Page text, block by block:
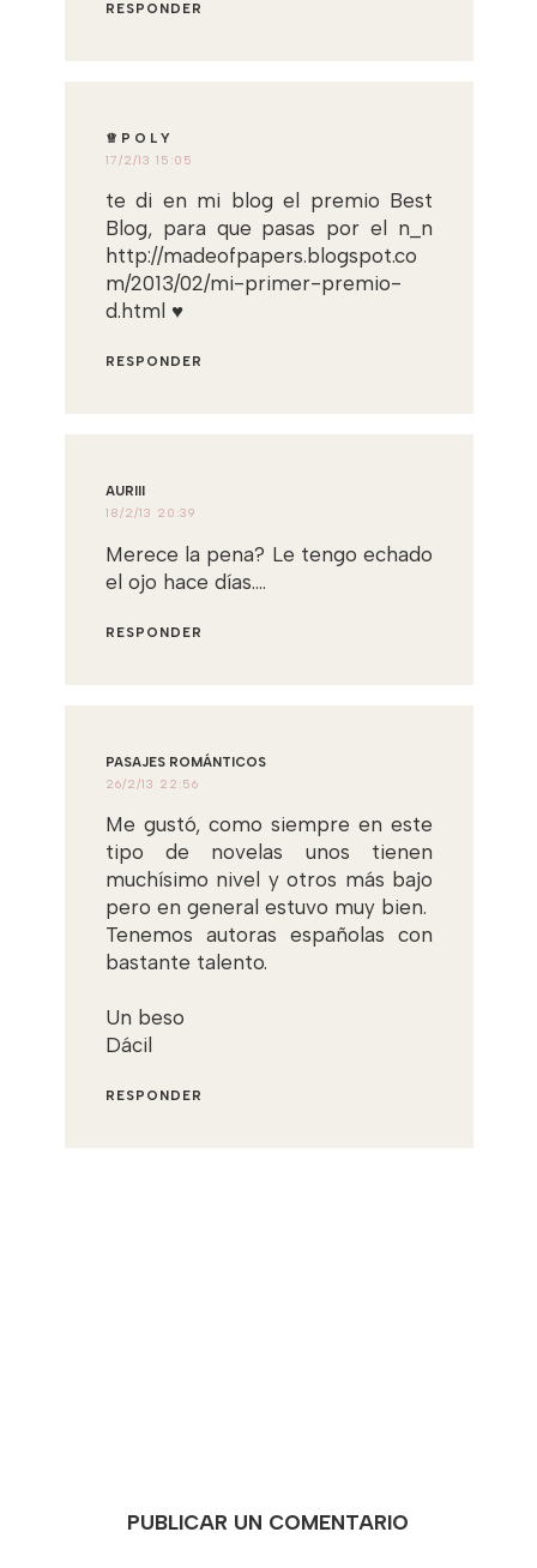
RESPONDER
♕ ‏P O L Y
17/2/13 15:05
te di en mi blog el premio Best
Blog, para que pasas por el n_n
http://madeofpapers.blogspot.co
m/2013/02/mi-primer-premio-
d.html ♥
RESPONDER
AURIII
18/2/13 20:39
Merece la pena? Le tengo echado
el ojo hace días....
RESPONDER
PASAJES ROMÁNTICOS
26/2/13 22:56
Me gustó, como siempre en este
tipo de novelas unos tienen
muchísimo nivel y otros más bajo
pero en general estuvo muy bien.
Tenemos autoras españolas con
bastante talento.
Un beso
Dácil
RESPONDER
PUBLICAR UN COMENTARIO